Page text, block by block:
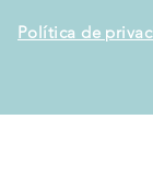
Política de